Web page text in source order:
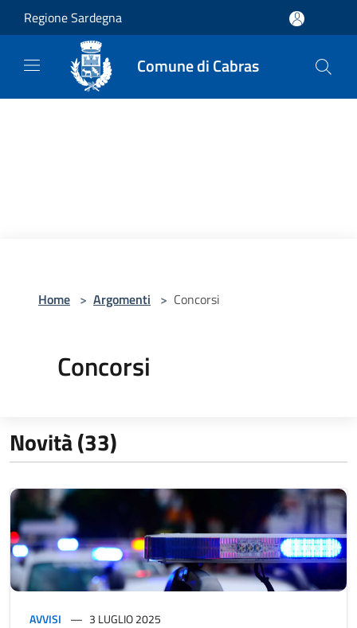
Salta al contenuto principale
Regione Sardegna
Comune di Cabras
Home > Argomenti > Concorsi
Concorsi
Novità (33)
AVVISI 3 LUGLIO 2025